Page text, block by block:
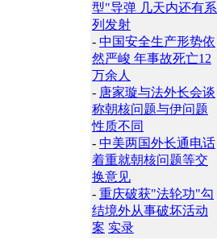
型"导弹 几天内还有系
列发射
- 中国安全生产形势依
然严峻 年事故死亡12
万余人
- 唐家璇与法外长会谈
称朝核问题与伊问题
性质不同
- 中美两国外长通电话
着重就朝核问题等交
换意见
- 重庆破获"法轮功"勾
结境外从事破坏活动
案 实录